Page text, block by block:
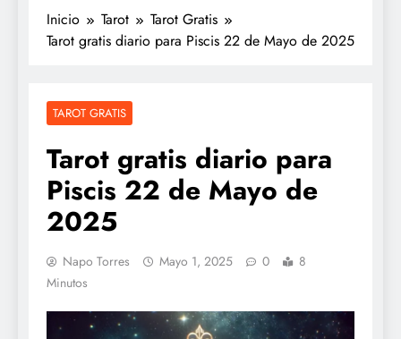
Inicio Tarot
Tarot Gratis
Tarot gratis diario para Piscis 22 de Mayo de 2025
TAROT GRATIS
Tarot gratis diario para
Piscis 22 de Mayo de
2025
Napo Torres Mayo 1, 2025 0
8
Minutos